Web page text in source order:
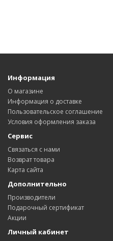
Информация
О магазине
Информация о доставке
Пользовательское соглашение
Условия оформления заказа
Сервис
Связаться с нами
Возврат товара
Карта сайта
Дополнительно
Производители
Подарочный сертификат
Акции
Личный кабинет